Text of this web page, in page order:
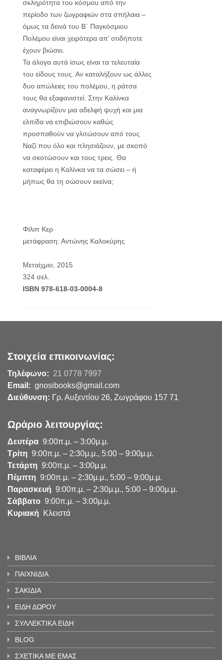
σκληρότητα του κόσμου από την
περίοδο των ζωγραφιών στα σπήλαια –
όμως τα δεινά του Β΄ Παγκόσμιου
Πολέμου είναι χειρότερα απ’ οτιδήποτε
έχουν βιώσει.
Τα άλογα αυτά ίσως είναι τα τελευταία
του είδους τους. Αν καταλήξουν ως άλλες
δυο απώλειες του πολέμου, η ράτσα
τους θα εξαφανιστεί. Στην Καλίνκα
αναγνωρίζουν μια αδελφή ψυχή και μια
ελπίδα να επιβιώσουν καθώς
προσπαθούν να γλιτώσουν από τους
Ναζί που όλο και πλησιάζουν, με σκοπό
να σκοτώσουν και τους τρεις. Θα
καταφέρει η Καλίνκα να τα σώσει – ή
μήπως θα τη σώσουν εκείνα;
Φίλιπ Κερ
μετάφραση: Αντώνης Καλοκύρης
Μεταίχμιο, 2015
324 σελ.
ISBN 978-618-03-0004-8
Στοιχεία επικοινωνίας:
Τηλέφωνο: 21 0778 7997
Email: gnosibooks@gmail.com
Διεύθυνση: Γρ. Αυξεντίου 26, Ζωγράφου 157 71
Ωράριο λειτουργίας:
Δευτέρα 9:00π.μ. – 3:00μ.μ.
Τρίτη 9:00π.μ. – 2:30μ.μ., 5:00 – 9:00μ.μ.
Τετάρτη 9:00π.μ. – 3:00μ.μ.
Πέμπτη 9:00π.μ. – 2:30μ.μ., 5:00 – 9:00μ.μ.
Παρασκευή 9:00π.μ. – 2:30μ.μ., 5:00 – 9:00μ.μ.
Σάββατο 9:00π.μ. – 3:00μ.μ.
Κυριακή Κλειστά
ΒΙΒΛΙΑ
ΠΑΙΧΝΙΔΙΑ
ΣΑΚΙΔΙΑ
ΕΙΔΗ ΔΩΡΟΥ
ΣΥΛΛΕΚΤΙΚΑ ΕΙΔΗ
BLOG
ΣΧΕΤΙΚΑ ΜΕ ΕΜΑΣ